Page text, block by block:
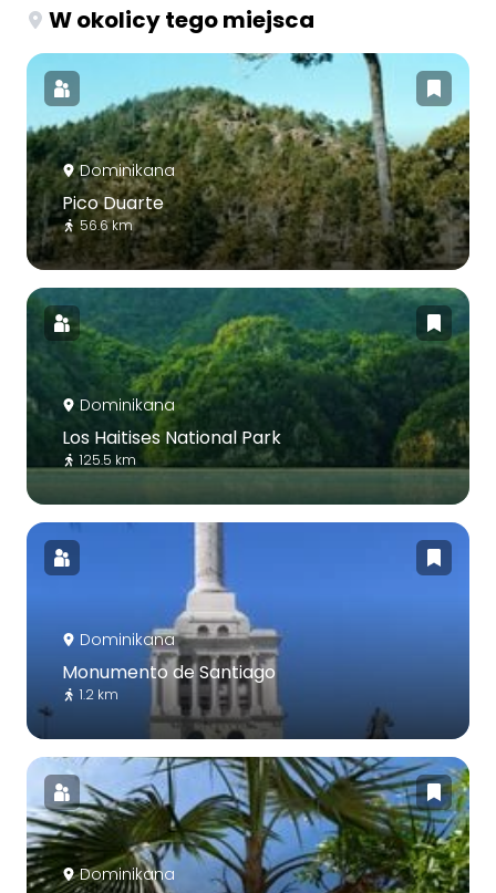
W okolicy tego miejsca
Dominikana
Pico Duarte
56.6 km
Dominikana
Los Haitises National Park
125.5 km
Dominikana
Monumento de Santiago
1.2 km
Dominikana